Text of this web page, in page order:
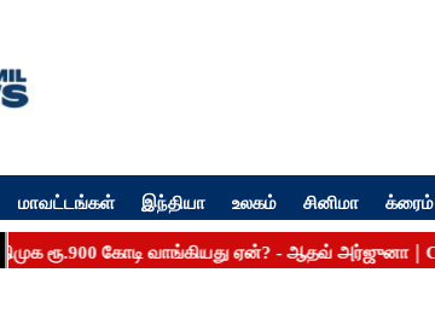
மாவட்டங்கள் இந்தியா உலகம் சினிமா க்ரைம்